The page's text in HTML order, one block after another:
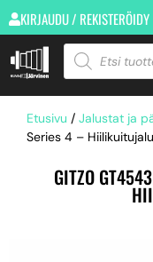
KIRJAUDU / REKISTERÖIDY
Etusivu / Jalustat ja
Series 4 –
GITZO